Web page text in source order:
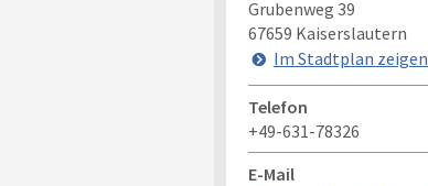
Grubenweg 39
67659 Kaiserslautern
Im Stadtplan zeigen
Telefon
+49-631-78326
E-Mail